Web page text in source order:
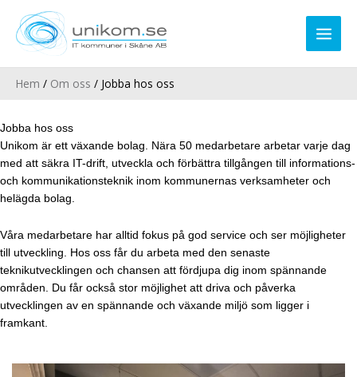
innehåll
Hem Om oss Jobba hos oss
Jobba hos oss
Unikom är ett växande bolag. Nära 50 medarbetare arbetar varje dag
med att säkra IT-drift, utveckla och förbättra tillgången till informations-
och kommunikationsteknik inom kommunernas verksamheter och
helägda bolag.
Våra medarbetare har alltid fokus på god service och ser möjligheter
till utveckling. Hos oss får du arbeta med den senaste
teknikutvecklingen och chansen att fördjupa dig inom spännande
områden. Du får också stor möjlighet att driva och påverka
utvecklingen av en spännande och växande miljö som ligger i
framkant.